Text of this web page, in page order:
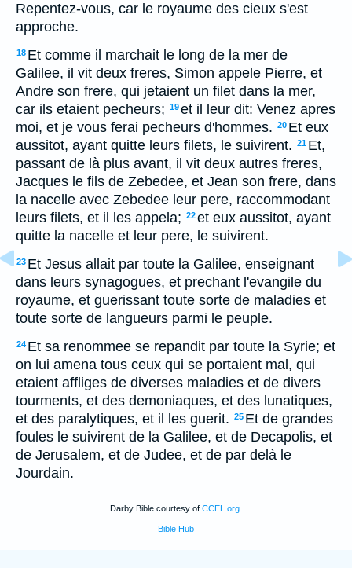
Repentez-vous, car le royaume des cieux s'est
approche.
18 Et comme il marchait le long de la mer de
Galilee, il vit deux freres, Simon appele Pierre, et
Andre son frere, qui jetaient un filet dans la mer,
car ils etaient pecheurs; 19et il leur dit: Venez apres
moi, et je vous ferai pecheurs d'hommes. 20 Et eux
aussitot, ayant quitte leurs filets, le suivirent. 21 Et,
passant de là plus avant, il vit deux autres freres,
Jacques le fils de Zebedee, et Jean son frere, dans
la nacelle avec Zebedee leur pere, raccommodant
leurs filets, et il les appela; 22et eux aussitot, ayant
quitte la nacelle et leur pere, le suivirent.
23 Et Jesus allait par toute la Galilee, enseignant
dans leurs synagogues, et prechant l'evangile du
royaume, et guerissant toute sorte de maladies et
toute sorte de langueurs parmi le peuple.
24 Et sa renommee se repandit par toute la Syrie; et
on lui amena tous ceux qui se portaient mal, qui
etaient affliges de diverses maladies et de divers
tourments, et des demoniaques, et des lunatiques,
et des paralytiques, et il les guerit. 25 Et de grandes
foules le suivirent de la Galilee, et de Decapolis, et
de Jerusalem, et de Judee, et de par delà le
Jourdain.
Darby Bible courtesy of CCEL.org
Bible Hub